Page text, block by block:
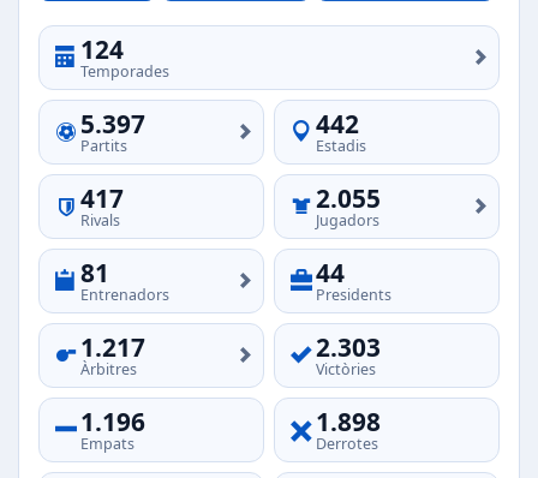
124
Temporades
5.397
Partits
442
Estadis
417
Rivals
2.055
Jugadors
81
Entrenadors
44
Presidents
1.217
Àrbitres
2.303
Victòries
1.196
Empats
1.898
Derrotes